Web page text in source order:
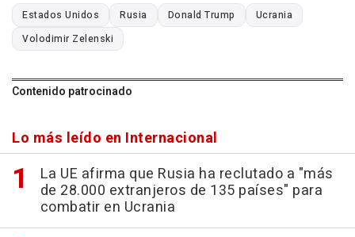
Estados Unidos Rusia Donald Trump
Ucrania
Volodimir Zelenski
Contenido patrocinado
Lo más leído en Internacional
La UE afirma que Rusia ha reclutado a "más
de 28.000 extranjeros de 135 países" para
combatir en Ucrania